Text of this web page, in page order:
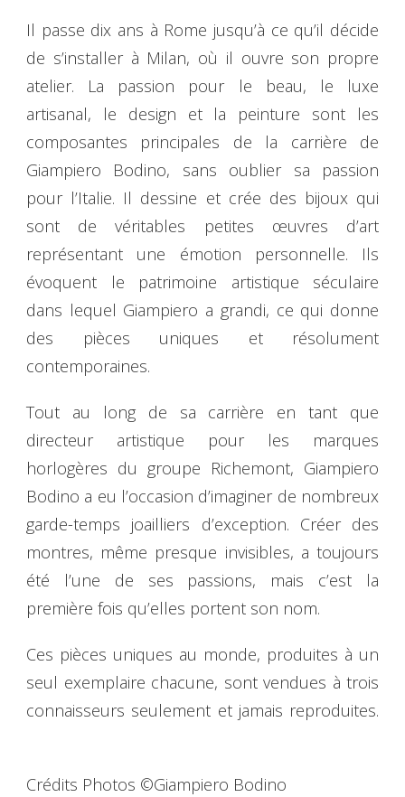
Il passe dix ans à Rome jusqu’à ce qu’il décide
de s’installer à Milan, où il ouvre son propre
atelier. La passion pour le beau, le luxe
artisanal, le design et la peinture sont les
composantes principales de la carrière de
Giampiero Bodino, sans oublier sa passion
pour l’Italie. Il dessine et crée des bijoux qui
sont de véritables petites œuvres d’art
représentant une émotion personnelle. Ils
évoquent le patrimoine artistique séculaire
dans lequel Giampiero a grandi, ce qui donne
des pièces uniques et résolument
contemporaines.
Tout au long de sa carrière en tant que
directeur artistique pour les marques
horlogères du groupe Richemont, Giampiero
Bodino a eu l’occasion d’imaginer de nombreux
garde-temps joailliers d’exception. Créer des
montres, même presque invisibles, a toujours
été l’une de ses passions, mais c’est la
première fois qu’elles portent son nom.
Ces pièces uniques au monde, produites à un
seul exemplaire chacune, sont vendues à trois
connaisseurs seulement et jamais reproduites.
Crédits Photos ©Giampiero Bodino